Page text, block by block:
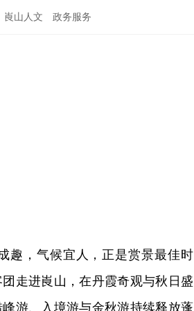
崀山人文 政务服务
趣，气候宜人，正是赏景最佳时
走进崀山，在丹霞奇观与秋日盛
游、入境游与金秋游持续释放蓬